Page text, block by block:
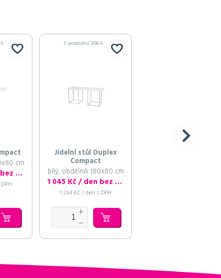
cm
1 045 Kč / den bez DPH
č. produktu: 206-S
Jídelní stůl Duplex
Compact
bílý, obdélnik 180x80 cm
1 045 Kč / den bez DPH
1 264 Kč / den s DPH